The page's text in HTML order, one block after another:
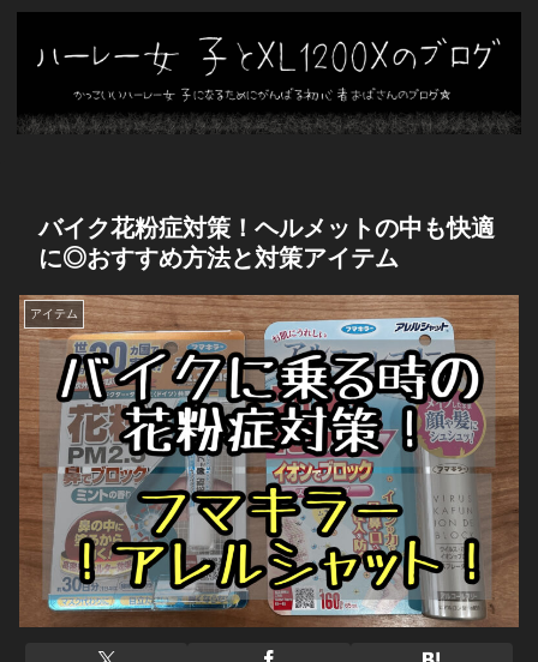
バイク花粉症対策！ヘルメットの中も快適
に◎おすすめ方法と対策アイテム
アイテム